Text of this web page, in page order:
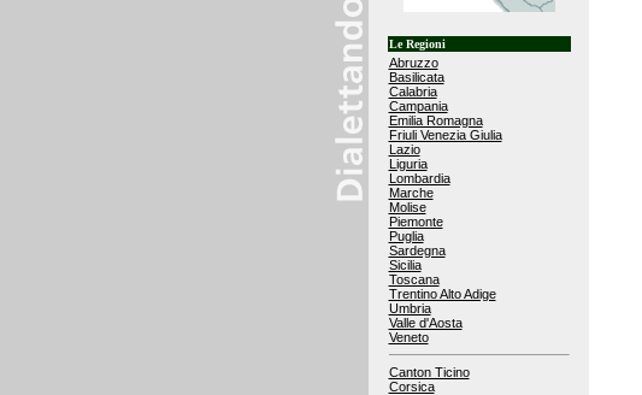
Le Regioni
Abruzzo
Basilicata
Calabria
Campania
Emilia Romagna
Friuli Venezia Giulia
Lazio
Liguria
Lombardia
Marche
Molise
Piemonte
Puglia
Sardegna
Sicilia
Toscana
Trentino Alto Adige
Umbria
Valle d'Aosta
Veneto
Canton Ticino
Corsica